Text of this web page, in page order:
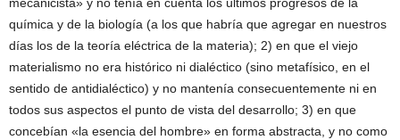
mecanicista» y no tenía en cuenta los últimos progresos de la
química y de la biología (a los que habría que agregar en nuestros
días los de la teoría eléctrica de la materia); 2) en que el viejo
materialismo no era histórico ni dialéctico (sino metafísico, en el
sentido de antidialéctico) y no mantenía consecuentemente ni en
todos sus aspectos el punto de vista del desarrollo; 3) en que
concebían «la esencia del hombre» en forma abstracta, y no como